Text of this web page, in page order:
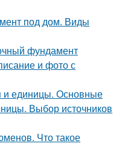
под дом. Виды
фундамент
и фото с
и единицы. Основные
Выбор источников
Что такое